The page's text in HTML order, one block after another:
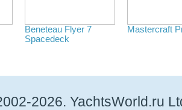
Beneteau Flyer 7
Spacedeck
Mastercraft
2026. YachtsWorld.ru